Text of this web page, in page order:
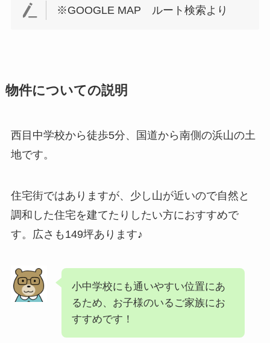
※GOOGLE MAP ルート検索より
物件についての説明
西目中学校から徒歩5分、国道から南側の浜山の土
地です。
住宅街ではありますが、少し山が近いので自然と
調和した住宅を建てたりしたい方におすすめで
す。広さも149坪あります♪
小中学校にも通いやすい位置にあ
るため、お子様のいるご家族にお
すすめです！